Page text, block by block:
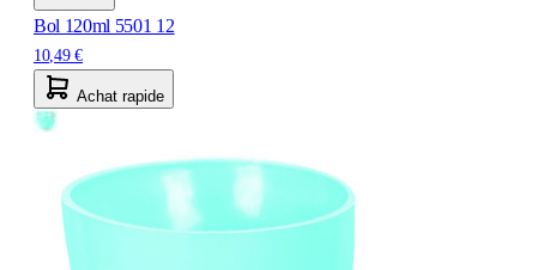
Bol 120ml 5501 12
10,49 €
Achat rapide